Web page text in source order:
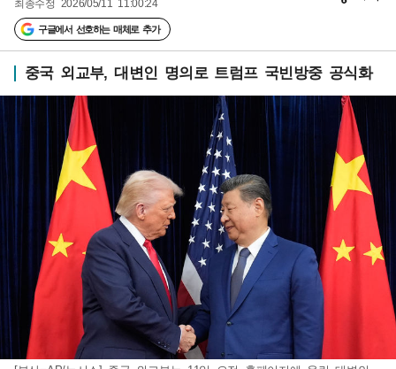
최종수정 2026/05/11 11:00:24
구글에서 선호하는 매체로 추가
중국 외교부, 대변인 명의로 트럼프 국빈방중 공식화